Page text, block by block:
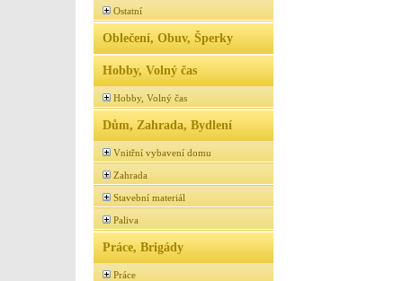
Ostatní
Oblečení, Obuv, Šperky
Hobby, Volný čas
Hobby, Volný čas
Dům, Zahrada, Bydlení
Vnitřní vybavení domu
Zahrada
Stavební materiál
Paliva
Práce, Brigády
Práce